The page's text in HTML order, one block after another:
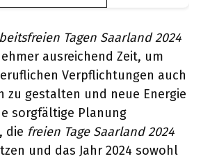
Tagen Saarland 2024
ausreichend Zeit, um
Verpflichtungen auch
zu gestalten und neue Energie
sorgfältige Planung
die freien Tage Saarland 2024
und das Jahr 2024 sowohl